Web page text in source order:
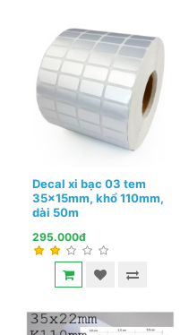
Decal xi bạc 03 tem
35x15mm, khổ 110mm,
dài 50m
295.000đ